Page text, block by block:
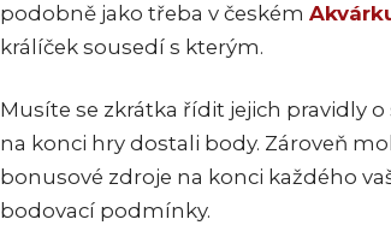
podobně jako třeba v českém
králíček sousedí s kterým.
Musíte se zkrátka řídit jejich pravidly
na konci hry dostali body. Zároveň
bonusové zdroje na konci každého
bodovací podmínky.